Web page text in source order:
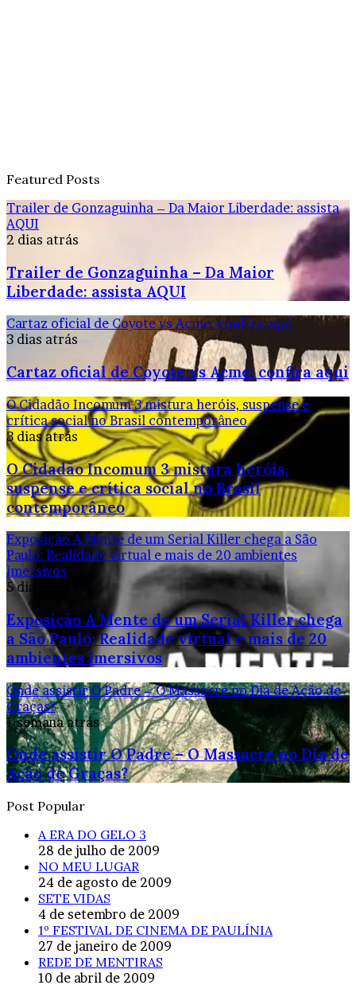
Featured Posts
Trailer de Gonzaguinha – Da Maior Liberdade: assista
AQUI
2 dias atrás
Trailer de Gonzaguinha – Da Maior
Liberdade: assista AQUI
Cartaz oficial de Coyote vs Acme: confira aqui
3 dias atrás
Cartaz oficial de Coyote vs Acme: confira aqui
O Cidadão Incomum 3 mistura heróis, suspense e
crítica social no Brasil contemporâneo
3 dias atrás
O Cidadão Incomum 3 mistura heróis,
suspense e crítica social no Brasil
contemporâneo
Exposição A Mente de um Serial Killer chega a São
Paulo: Realidade virtual e mais de 20 ambientes
imersivos
5 dias atrás
Exposição A Mente de um Serial Killer chega
a São Paulo: Realidade virtual e mais de 20
ambientes imersivos
Onde assistir O Padre – O Massacre no Dia de Ação de
Graças?
1 semana atrás
Onde assistir O Padre – O Massacre no Dia de
Ação de Graças?
Post Popular
A ERA DO GELO 3
28 de julho de 2009
NO MEU LUGAR
24 de agosto de 2009
SETE VIDAS
4 de setembro de 2009
1º FESTIVAL DE CINEMA DE PAULÍNIA
27 de janeiro de 2009
REDE DE MENTIRAS
10 de abril de 2009